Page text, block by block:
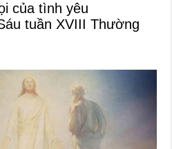
của tình yêu
tuần XVIII Thường